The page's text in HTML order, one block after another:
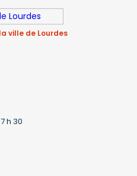
ville de Lourdes
h 30